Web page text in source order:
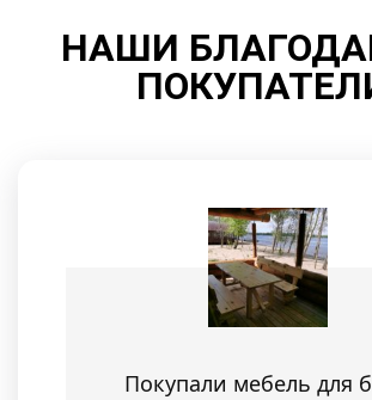
НАШИ
Покупали мебель для